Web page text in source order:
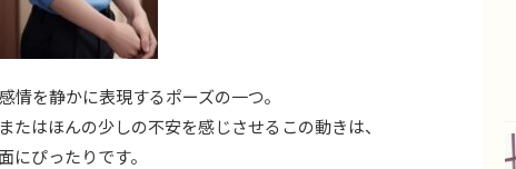
を静かに表現するポーズの一つ。
はほんの少しの不安を感じさせるこの動きは、
ぴったりです。